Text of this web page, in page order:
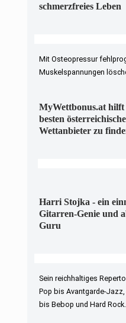
schmerzfreies Leben
Mit Osteopressur
Muskelspannungen
MyWettbonus.at hilft
besten
Wettanbieter zu
Harri Stojka - ein
Gitarren-Genie und
Guru
Sein reichhaltiges
Pop bis Avantgarde-Jazz,
bis Bebop und Hard Rock.